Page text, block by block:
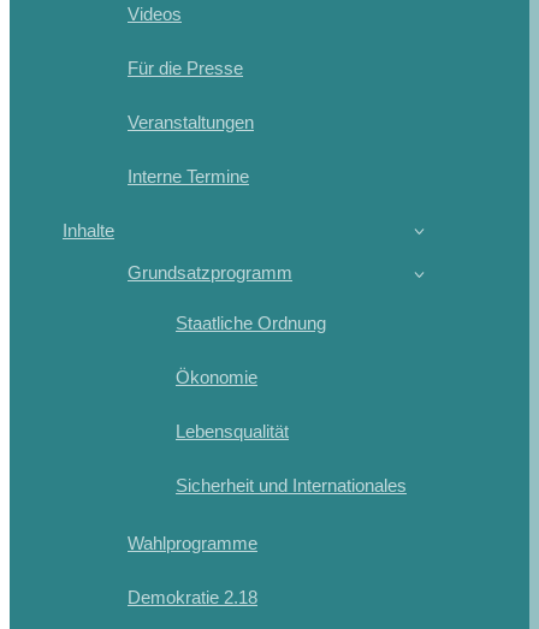
Videos
Für die Presse
Veranstaltungen
Interne Termine
Inhalte
Grundsatzprogramm
Staatliche Ordnung
Ökonomie
Lebensqualität
Sicherheit und Internationales
Wahlprogramme
Demokratie 2.18